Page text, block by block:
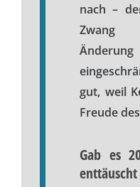
nach –
Zwang
gut, weil
Freude
Gab es